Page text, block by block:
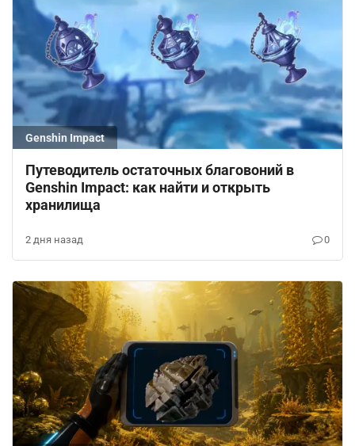
Genshin Impact
Путеводитель остаточных благовоний в
Genshin Impact: как найти и открыть
хранилища
2 дня назад 0